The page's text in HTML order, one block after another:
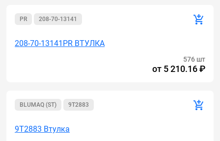
PR 208-70-13141
208-70-13141PR ВТУЛКА
576 шт
от 5 210.16 ₽
BLUMAQ (ST) 9T2883
9T2883 Втулка